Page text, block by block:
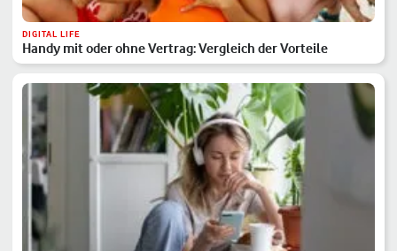
DIGITAL LIFE
Handy mit oder ohne Vertrag: Vergleich der Vorteile